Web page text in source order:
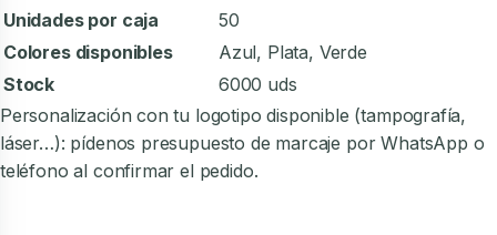
Unidades por caja
50
Colores disponibles
Azul, Plata, Verde
Stock
6000 uds
Personalización con tu logotipo disponible (tampografía,
láser…): pídenos presupuesto de marcaje por WhatsApp o
teléfono al confirmar el pedido.